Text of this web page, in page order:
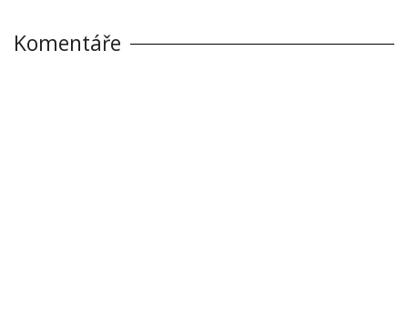
Komentáře